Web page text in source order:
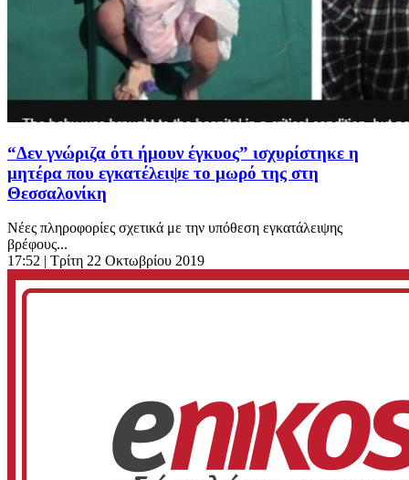
“Δεν γνώριζα ότι ήμουν έγκυος” ισχυρίστηκε η
μητέρα που εγκατέλειψε το μωρό της στη
Θεσσαλονίκη
Νέες πληροφορίες σχετικά με την υπόθεση εγκατάλειψης
βρέφους...
17:52 | Τρίτη 22 Οκτωβρίου 2019